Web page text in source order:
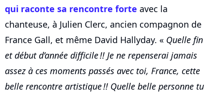
qui raconte sa rencontre forte avec la
chanteuse, à Julien Clerc, ancien compagnon de
France Gall, et même David Hallyday. « Quelle fin
et début d’an­née diffi­cile !! Je ne repen­se­rai jamais
assez à ces moments passés avec toi, France, cette
belle rencontre artis­tique !! Quelle belle personne tu